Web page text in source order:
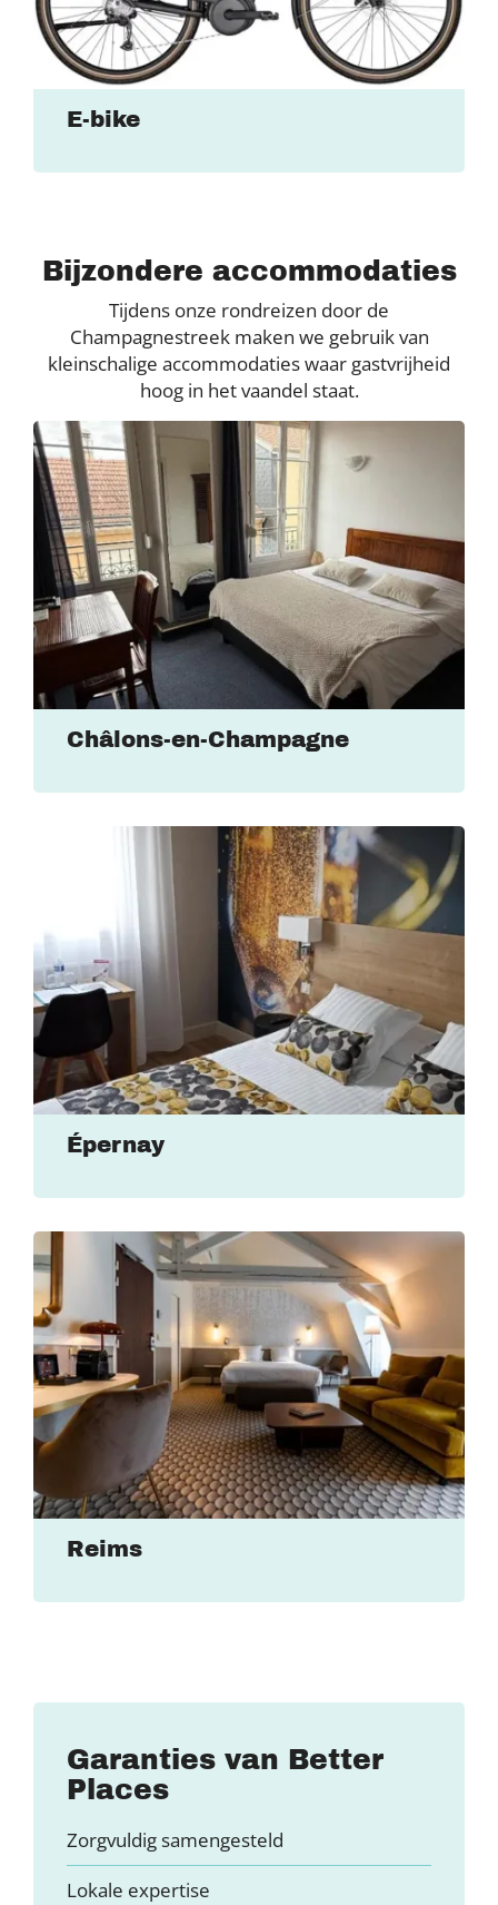
E-bike
Bijzondere accommodaties
Tijdens onze rondreizen door de
Champagnestreek maken we gebruik van
kleinschalige accommodaties waar gastvrijheid
hoog in het vaandel staat.
Châlons-en-Champagne
Épernay
Reims
Garanties van Better
Places
Zorgvuldig samengesteld
Lokale expertise